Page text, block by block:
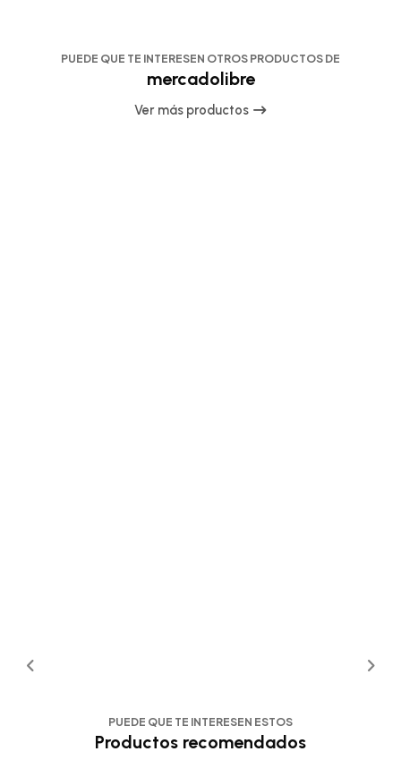
PUEDE QUE TE INTERESEN OTROS PRODUCTOS DE
mercadolibre
Ver más productos
PUEDE QUE TE INTERESEN ESTOS
Productos recomendados